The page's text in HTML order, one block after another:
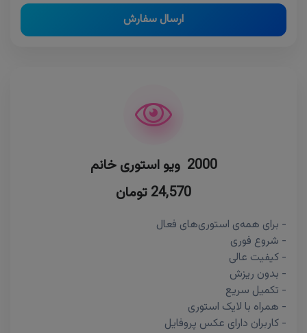
ارسال سفارش
2000 ویو استوری خانم
24,570 تومان
- برای همه‌ی استوری‌های فعال
- شروع فوری
- کیفیت عالی
- بدون ریزش
- تکمیل سریع
- همراه با لایک استوری
- کاربران دارای عکس پروفایل